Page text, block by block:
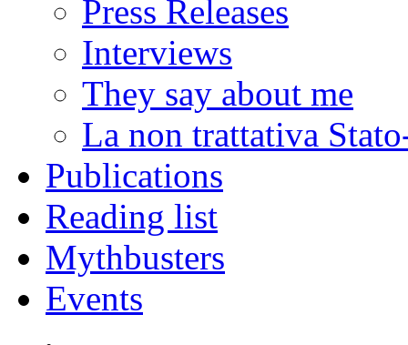
Press Releases
Interviews
They say about me
La non trattativa
Publications
Reading list
Mythbusters
Events